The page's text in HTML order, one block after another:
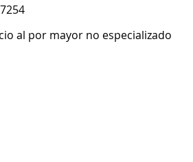
al por mayor no especializado